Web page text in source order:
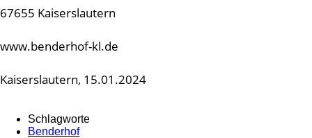
67655 Kaiserslautern
www.benderhof-kl.de
Kaiserslautern, 15.01.2024
Schlagworte
Benderhof